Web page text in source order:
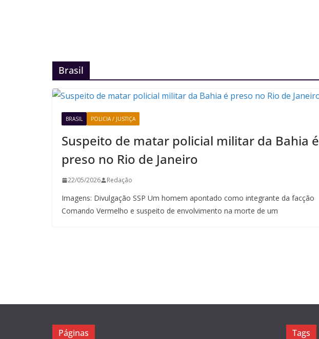
Brasil
BRASIL POLICIA / JUSTIÇA
Suspeito de matar policial militar da Bahia é
preso no Rio de Janeiro
22/05/2026 Redação
Imagens: Divulgação SSP Um homem apontado como integrante da facção
Comando Vermelho e suspeito de envolvimento na morte de um
Páginas Tags